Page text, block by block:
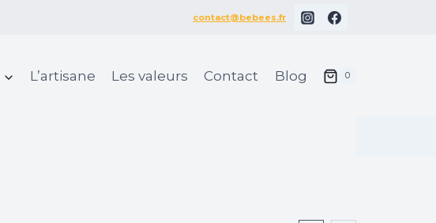
contact@bebees.fr
L’artisane Les valeurs Contact Blog 0